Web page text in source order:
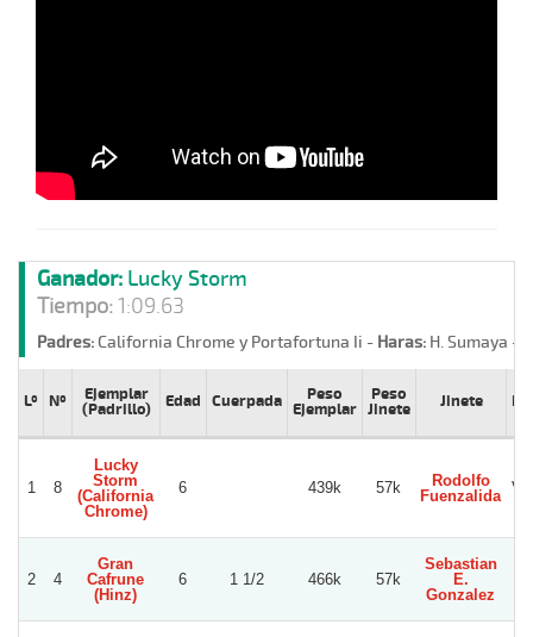
Ganador: Lucky Storm
Tiempo:1:09.63
Padres:California Chrome y Portafortuna Ii - Haras: H. Sumaya -
Lº Nº
Ejemplar
(Padrillo)
Edad Cuerpada
Peso
Ejemplar
Peso
Jinete
Jinete
1 8
Lucky
Storm
(California
Chrome)
6 439k 57k
Rodolfo
Fuenzalida
2 4
Gran
Cafrune
(Hinz)
6 1 1/2 466k 57k
Sebastian
E.
Gonzalez